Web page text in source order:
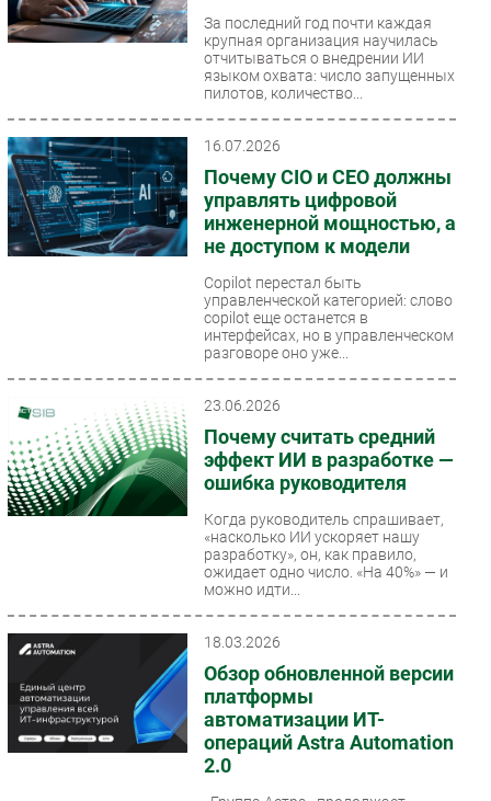
Финансы
Web
CIO/Управление ИТ
Гаджеты
Здоровье
РАЗДЕЛЫ
Проекты
IT класс
Тестовый стенд
Каталог компаний
За последний год почти каждая
крупная организация научилась
отчитываться о внедрении ИИ
языком охвата: число запущенных
пилотов, количество...
16.07.2026
Почему CIO и CEO должны
управлять цифровой
инженерной мощностью, а
не доступом к модели
Copilot перестал быть
управленческой категорией: слово
copilot еще останется в
интерфейсах, но в управленческом
разговоре оно уже...
23.06.2026
Почему считать средний
эффект ИИ в разработке —
ошибка руководителя
Когда руководитель спрашивает,
«насколько ИИ ускоряет нашу
разработку», он, как правило,
ожидает одно число. «На 40%» — и
можно идти...
18.03.2026
Обзор обновленной версии
платформы
автоматизации ИТ-
операций Astra Automation
2.0